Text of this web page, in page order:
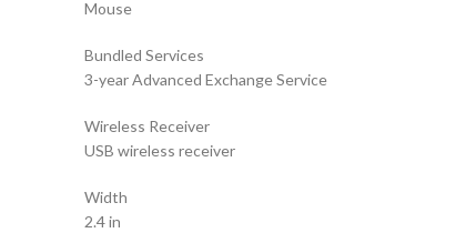
Mouse
Bundled Services
3-year Advanced Exchange Service
Wireless Receiver
USB wireless receiver
Width
2.4 in